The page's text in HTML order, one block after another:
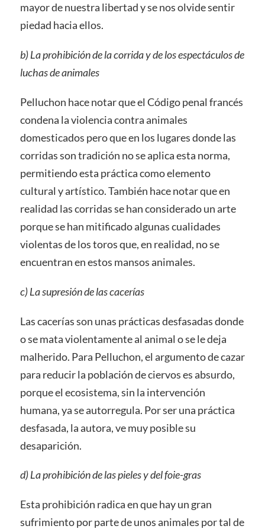
mayor de nuestra libertad y se nos olvide sentir
piedad hacia ellos.
b) La prohibición de la corrida y de los espectáculos de
luchas de animales
Pelluchon hace notar que el Código penal francés
condena la violencia contra animales
domesticados pero que en los lugares donde las
corridas son tradición no se aplica esta norma,
permitiendo esta práctica como elemento
cultural y artístico. También hace notar que en
realidad las corridas se han considerado un arte
porque se han mitificado algunas cualidades
violentas de los toros que, en realidad, no se
encuentran en estos mansos animales.
c) La supresión de las cacerías
Las cacerías son unas prácticas desfasadas donde
o se mata violentamente al animal o se le deja
malherido. Para Pelluchon, el argumento de cazar
para reducir la población de ciervos es absurdo,
porque el ecosistema, sin la intervención
humana, ya se autorregula. Por ser una práctica
desfasada, la autora, ve muy posible su
desaparición.
d) La prohibición de las pieles y del foie-gras
Esta prohibición radica en que hay un gran
sufrimiento por parte de unos animales por tal de